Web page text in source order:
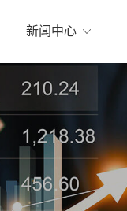
新闻中心